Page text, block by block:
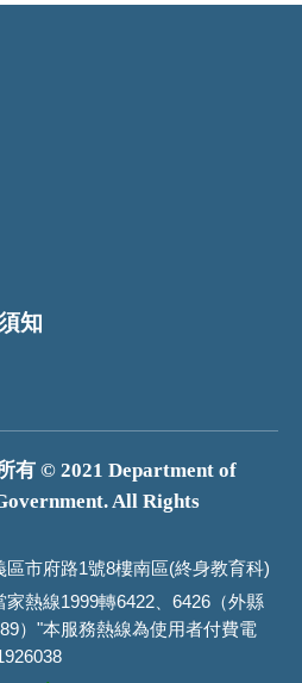
知
有 © 2021 Department of
All Rights
區市府路1號8樓南區(終身教育科)
熱線1999轉6422、6426（外縣
）"本服務熱線為使用者付費電